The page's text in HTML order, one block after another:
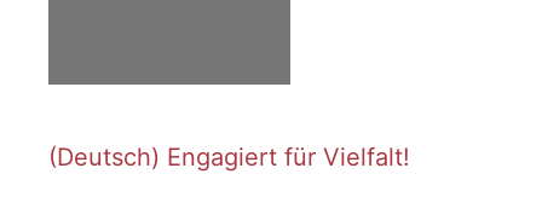
(Deutsch) Engagiert für Vielfalt!